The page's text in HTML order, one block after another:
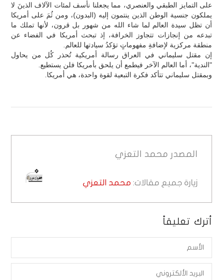
على التمايز الطبقي والعنصري، مما يجعلنا نأسف لمئات الآلاف الذينَ لا
يملكون جنسية الوطن الذين ينتمون إليه (البدون)، ومن ثُمَ على أمريكا
أن تظل سيدة العالم لما شاء الله من شهور بل قرون، لأنها تملك ما
تبدعه من إنجازات تتجاوز الخرافة، إذ تبحث أمريكا في الفضاء عن
منطقة مركزية لإضافةِ مفهوماتٍ تؤكدُ سيادتها للعالم.
إن مقتل سليماني في العراق رسالة أمريكية تُحذر كُل من يحاول
"الندية"، أما العالم الآخر فيطمع أن يلحق بأمريكا فلن يستطيع.
وبمقتل سليماني تتأكد فكرة التبعية لقوة واحدة، هي أمريكا.
المصدر محمد التعزي
زيارة جميع مقالات: محمد التعزي
أترك تعليقاً